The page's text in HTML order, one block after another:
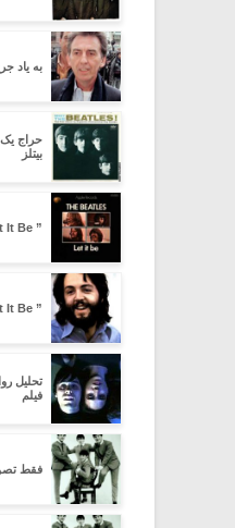
به یاد
حراج
بیتلز
” Let It Be” اثر مک کارتنی (۱)
” Let It Be” اثر مک کارتنی (۲)
تحلیل
فیلم
فقط